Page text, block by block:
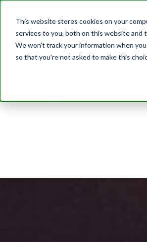
This website stores cookies on your
services to you, both on this website and
We won't track your information when
so that you're not asked to make this